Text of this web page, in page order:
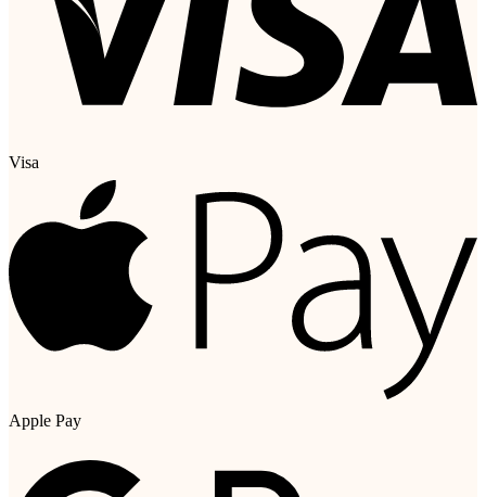
Visa
Apple Pay